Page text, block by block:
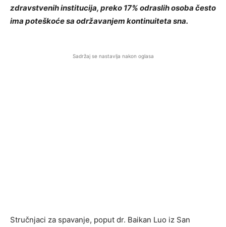
zdravstvenih institucija, preko 17% odraslih osoba često
ima poteškoće sa održavanjem kontinuiteta sna.
Sadržaj se nastavlja nakon oglasa
Stručnjaci za spavanje, poput dr. Baikan Luo iz San